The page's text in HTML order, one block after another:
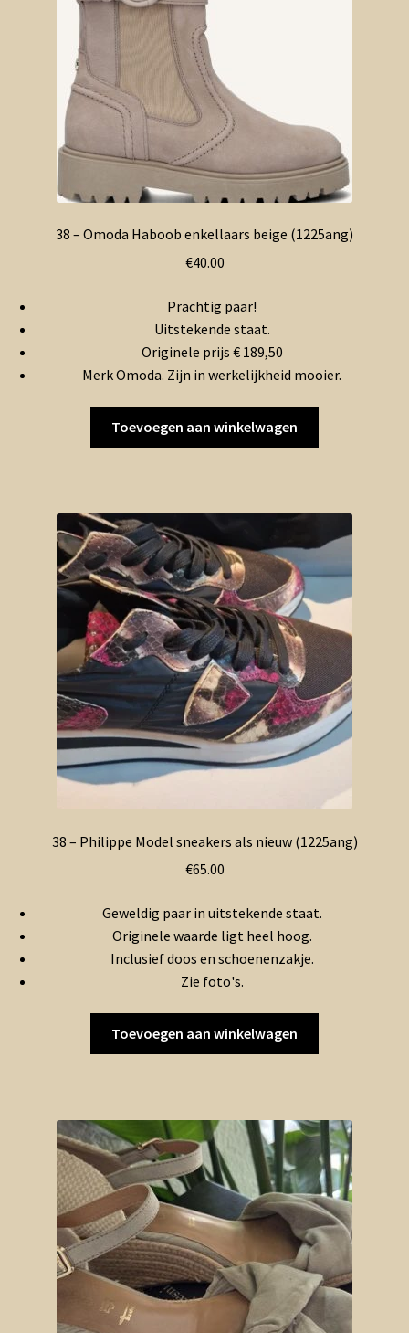
38 – Omoda Haboob enkellaars beige (1225ang)
€40.00
Prachtig paar!
Uitstekende staat.
Originele prijs € 189,50
Merk Omoda. Zijn in werkelijkheid mooier.
Toevoegen aan winkelwagen
38 – Philippe Model sneakers als nieuw (1225ang)
€65.00
Geweldig paar in uitstekende staat.
Originele waarde ligt heel hoog.
Inclusief doos en schoenenzakje.
Zie foto's.
Toevoegen aan winkelwagen